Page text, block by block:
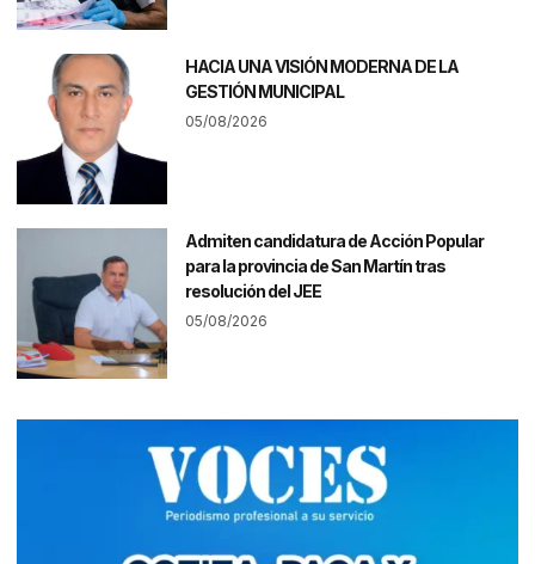
HACIA UNA VISIÓN MODERNA DE LA
GESTIÓN MUNICIPAL
05/08/2026
Admiten candidatura de Acción Popular
para la provincia de San Martín tras
resolución del JEE
05/08/2026